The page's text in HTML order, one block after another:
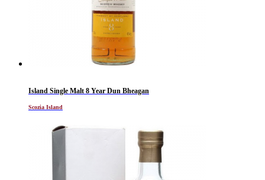
Island Single Malt 8 Year Dun Bheagan
Scozia Island